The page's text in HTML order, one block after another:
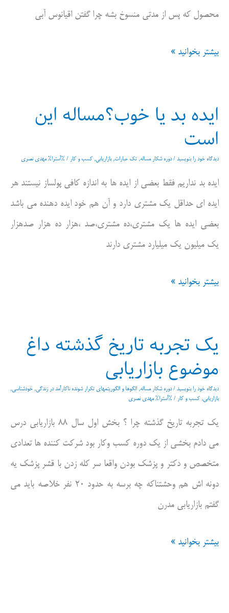
محصول که پس از مدتی منسوخ بشه چرا گفتن اقیانوس آبی
گلف
بیشتر بخوانید »
ایده بد یا خوب؟مساله این
است
دیدگاه‌ خود را بنویسید /دوره شکار مساله, تک عبارات,بازاریابی, کسب و کار / %آسترا% مهدی نصری
ایده بد نداریم فقط بعضی از ایده ها به اندازه کافی پولساز نیستند هر
ایده ای حداقل یک مشتری دارد و آن هم خود ایده دهنده می باشد
بعضی ایده ها یک مشتری،ده مشتری،صد ،هزار ده هزار صدهزار
یک میلیون یک میلیارد مشتری دارند
ایده
خوب؟
این
است
بیشتر بخوانید »
یک تجربه تاریخ گذشته داغ
موضوع بازاریابی
دیدگاه‌ خود را بنویسید /دوره شکار مساله, الگوها و الگوریتمهای تکرار شونده ناکارآمد در زندگی, خودشناسی,
بازاریابی, کسب و کار / %آسترا% مهدی نصری
یک تجربه تاریخ گذشته چرا ؟ بخش اول سال ۸۸ بازاریابی درس
می دادم بخشی از یک دوره کسب وکار بود شرکت کننده ها تعدادی
متخصص و دکتر و پزشک بودن واقعا سر کله زدن با قشر پزشک یه
دونه اش هم وحشتناکه چه برسه به حدود ۲۰ نفر خلاصه باید می
گفتم بازاریابی مدرن
یک
بیشتر بخوانید »